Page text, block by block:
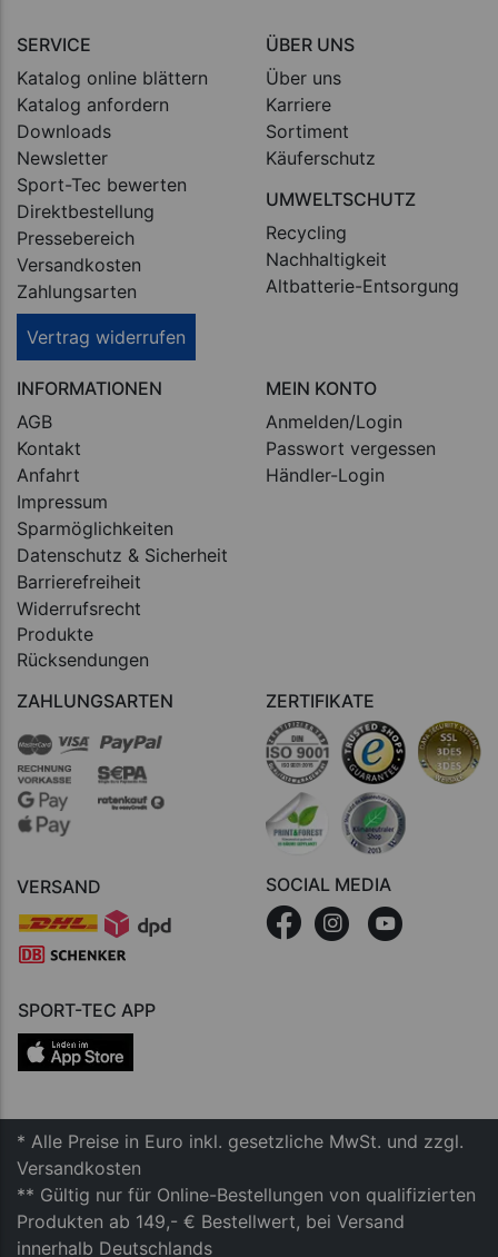
SERVICE
Katalog online blättern
Katalog anfordern
Downloads
Newsletter
Sport-Tec bewerten
Direktbestellung
Pressebereich
Versandkosten
Zahlungsarten
Vertrag widerrufen
ÜBER UNS
Über uns
Karriere
Sortiment
Käuferschutz
UMWELTSCHUTZ
Recycling
Nachhaltigkeit
Altbatterie-Entsorgung
INFORMATIONEN
AGB
Kontakt
Anfahrt
Impressum
Sparmöglichkeiten
Datenschutz & Sicherheit
Barrierefreiheit
Widerrufsrecht
Produkte
Rücksendungen
MEIN KONTO
Anmelden/Login
Passwort vergessen
Händler-Login
ZAHLUNGSARTEN
VERSAND
ZERTIFIKATE
SOCIAL MEDIA
SPORT-TEC APP
* Alle Preise in Euro inkl. gesetzliche MwSt. und zzgl.
Versandkosten
** Gültig nur für Online-Bestellungen von qualifizierten
Produkten ab 149,- € Bestellwert, bei Versand
innerhalb Deutschlands